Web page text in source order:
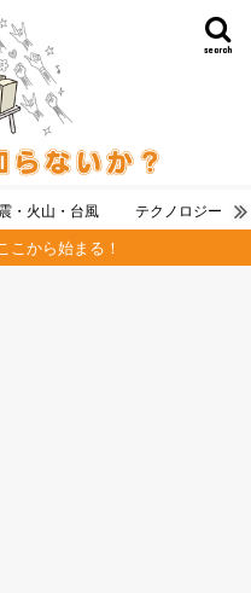
search
・火山・台風 テクノロジー
こから始まる！